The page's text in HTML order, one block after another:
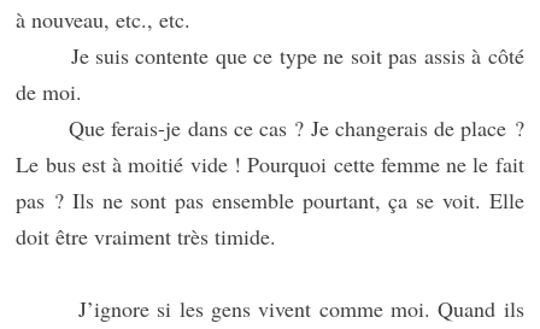
à nouveau, etc., etc.
Je suis contente que ce type ne soit pas assis à côté
de moi.
Que ferais-je dans ce cas ? Je changerais de place ?
Le bus est à moitié vide ! Pourquoi cette femme ne le fait
pas ? Ils ne sont pas ensemble pourtant, ça se voit. Elle
doit être vraiment très timide.
J’ignore si les gens vivent comme moi. Quand ils